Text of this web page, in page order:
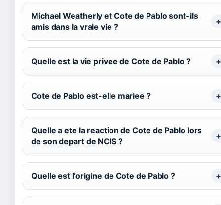
Michael Weatherly et Cote de Pablo sont-ils
amis dans la vraie vie ?
Quelle est la vie privee de Cote de Pablo ?
Cote de Pablo est-elle mariee ?
Quelle a ete la reaction de Cote de Pablo lors
de son depart de NCIS ?
Quelle est l’origine de Cote de Pablo ?